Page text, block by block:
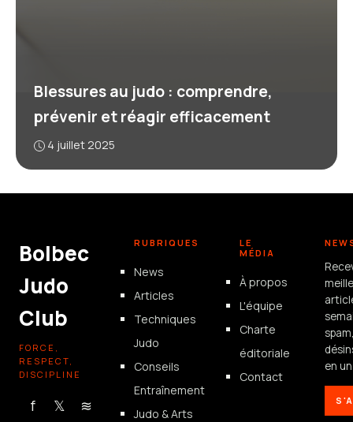
Blessures au judo : comprendre,
prévenir et réagir efficacement
4 juillet 2025
Bolbec
Judo
Club
FORCE,
RESPECT,
DISCIPLINE
f 𝕏 ≋
RUBRIQUES
News
Articles
Techniques
Judo
Conseils
Entraînement
Judo & Arts
LE
MÉDIA
À propos
L'équipe
Charte
éditoriale
Contact
en